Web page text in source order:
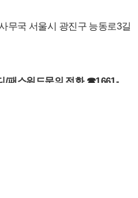
무국 서울시 광진구 능동로3길
/패스워드문의 전화 ☎1661-